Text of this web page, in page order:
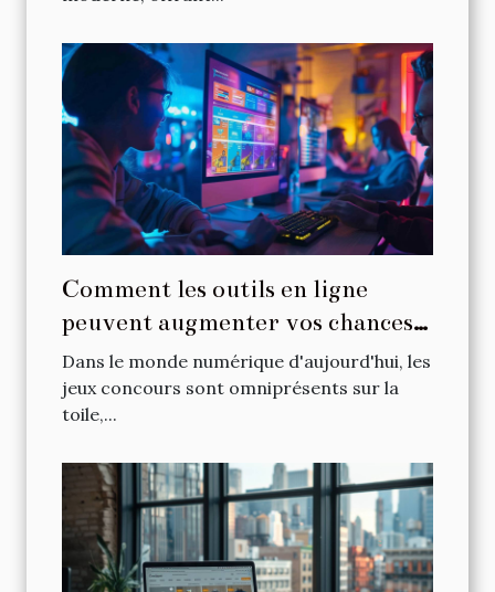
Comment les outils en ligne
peuvent augmenter vos chances
dans les jeux concours
Dans le monde numérique d'aujourd'hui, les
jeux concours sont omniprésents sur la
toile,...